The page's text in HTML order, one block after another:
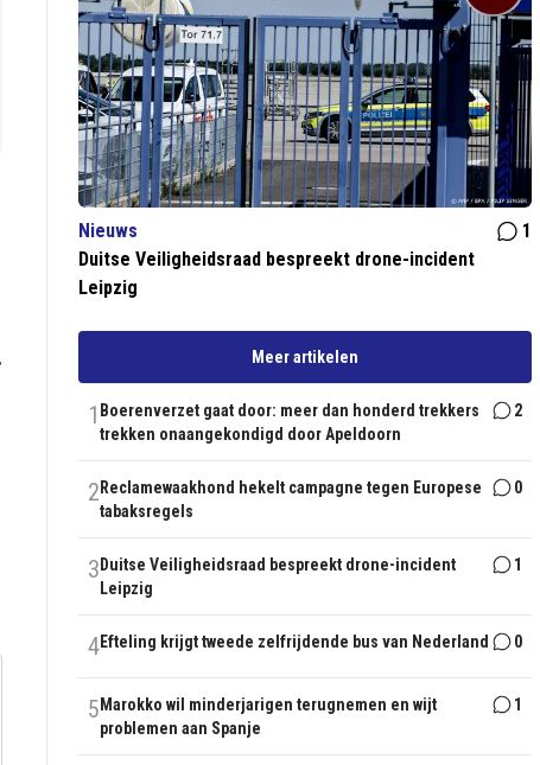
Nieuws
1
Duitse Veiligheidsraad bespreekt drone-incident
Leipzig
Meer artikelen
1 Boerenverzet gaat door: meer dan honderd trekkers
trekken onaangekondigd door Apeldoorn
2
2 Reclamewaakhond hekelt campagne tegen Europese
tabaksregels
0
3 Duitse Veiligheidsraad bespreekt drone-incident
Leipzig
1
4Efteling krijgt tweede zelfrijdende bus van Nederland 0
5 Marokko wil minderjarigen terugnemen en wijt
problemen aan Spanje
1